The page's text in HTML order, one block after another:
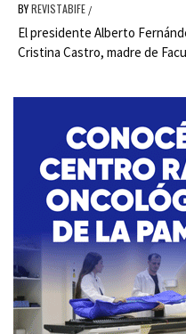
BYREVISTABIFE /
El presidente Alberto
Cristina Castro, madre de